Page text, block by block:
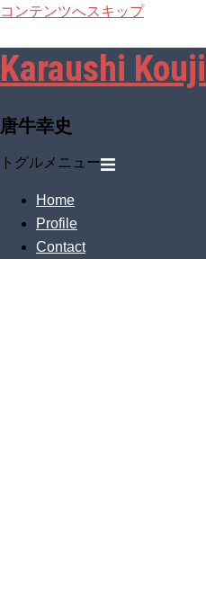
コンテンツへスキップ
Karaushi Kouji
唐牛幸史
トグルメニュー
Home
Profile
Contact